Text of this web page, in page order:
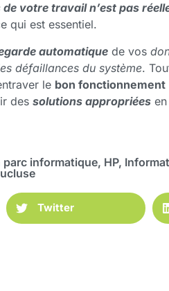
de votre travail n’est pas
qui est essentiel.
automatique de vos
défaillances du système.
le bon fonctionnement
des solutions appropriées
parc informatique, HP,
Twitter